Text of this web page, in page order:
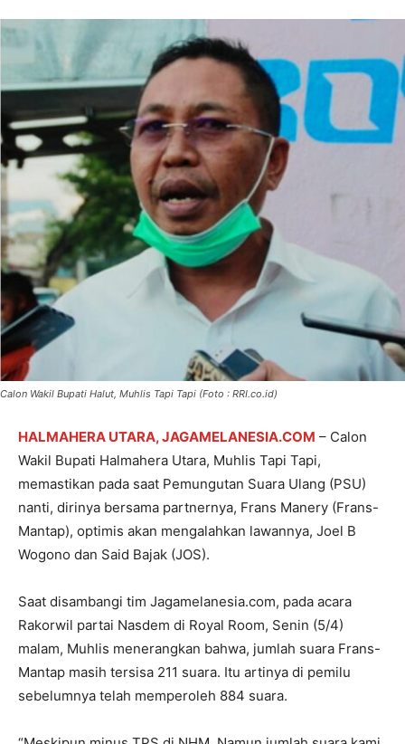
Calon Wakil Bupati Halut, Muhlis Tapi Tapi (Foto : RRI.co.id)
HALMAHERA UTARA, JAGAMELANESIA.COM – Calon
Wakil Bupati Halmahera Utara, Muhlis Tapi Tapi,
memastikan pada saat Pemungutan Suara Ulang (PSU)
nanti, dirinya bersama partnernya, Frans Manery (Frans-
Mantap), optimis akan mengalahkan lawannya, Joel B
Wogono dan Said Bajak (JOS).
Saat disambangi tim Jagamelanesia.com, pada acara
Rakorwil partai Nasdem di Royal Room, Senin (5/4)
malam, Muhlis menerangkan bahwa, jumlah suara Frans-
Mantap masih tersisa 211 suara. Itu artinya di pemilu
sebelumnya telah memperoleh 884 suara.